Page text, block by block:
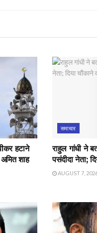
हटाने
शाह
समाचार
राहुल गांधी ने
पसंदीदा नेता;
AUGUST 7,